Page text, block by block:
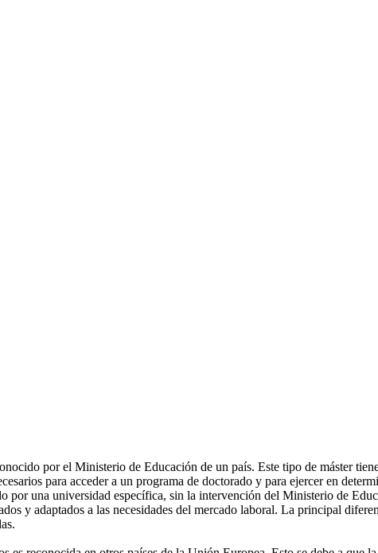
por el Ministerio de Educación de un país. Este tipo de máster
para acceder a un programa de doctorado y para ejercer en
por una universidad específica, sin la intervención del Ministerio de
y adaptados a las necesidades del mercado laboral. La principal